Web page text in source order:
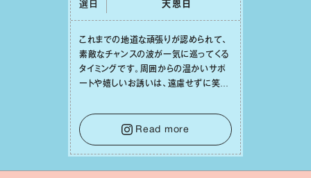
選日 天恩⽇
これまでの地道な頑張りが認められて、
素敵なチャンスの波が⼀気に巡ってくる
タイミングです。周囲からの温かいサポ
ートや嬉しいお誘いは、遠慮せずに笑顔
せになっていくイメージを持って⼀歩を
踏み出して。⼀⼈⼀⼈の良いところが混
ざり合い、ハッピーな未来が形作られて
いきます。
Read more